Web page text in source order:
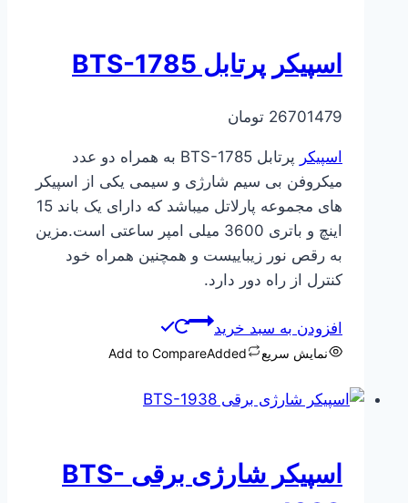
اسپیکر پرتابل BTS-1785
26701479 تومان
اسپیکر
پرتابل BTS-1785 به همراه دو عدد
میکروفن بی سیم شارژی و سیمی یکی از اسپیکر
های مجموعه پارلاتل میباشد که دارای یک باند 15
اینچ و باتری 3600 میلی امپر ساعتی است.مزین
به رقص نور زیباییست و همچنین همراه خود
کنترل از راه دور دارد.
افزودن به سبد خرید
نمایش سریع Add to CompareAdded
اسپیکر شارژی برقی BTS-